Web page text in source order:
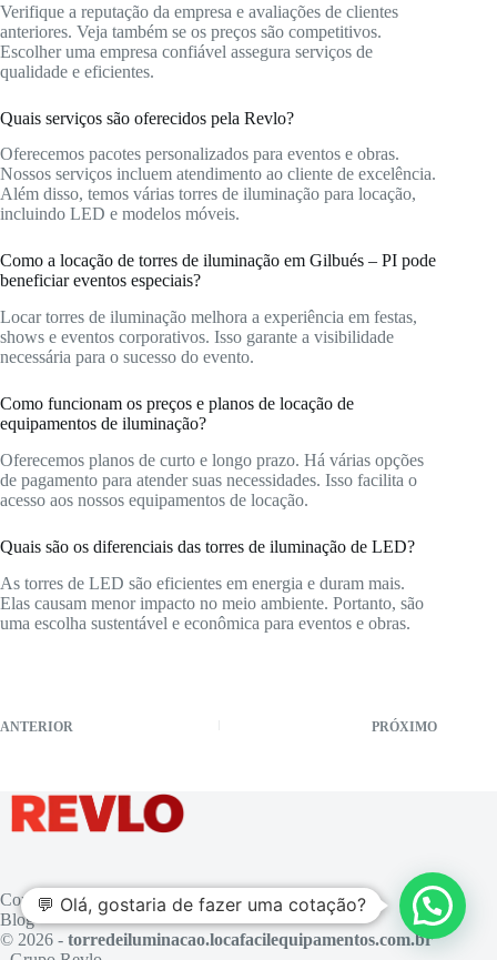
Verifique a reputação da empresa e avaliações de clientes
anteriores. Veja também se os preços são competitivos.
Escolher uma empresa confiável assegura serviços de
qualidade e eficientes.
Quais serviços são oferecidos pela Revlo?
Oferecemos pacotes personalizados para eventos e obras.
Nossos serviços incluem atendimento ao cliente de excelência.
Além disso, temos várias torres de iluminação para locação,
incluindo LED e modelos móveis.
Como a locação de torres de iluminação em Gilbués – PI pode
beneficiar eventos especiais?
Locar torres de iluminação melhora a experiência em festas,
shows e eventos corporativos. Isso garante a visibilidade
necessária para o sucesso do evento.
Como funcionam os preços e planos de locação de
equipamentos de iluminação?
Oferecemos planos de curto e longo prazo. Há várias opções
de pagamento para atender suas necessidades. Isso facilita o
acesso aos nossos equipamentos de locação.
Quais são os diferenciais das torres de iluminação de LED?
As torres de LED são eficientes em energia e duram mais.
Elas causam menor impacto no meio ambiente. Portanto, são
uma escolha sustentável e econômica para eventos e obras.
ANTERIOR PRÓXIMO
Contato
Blog
© 2026 - torredeiluminacao.locafacilequipamentos.com.br
💬 Olá, gostaria de fazer uma cotação?